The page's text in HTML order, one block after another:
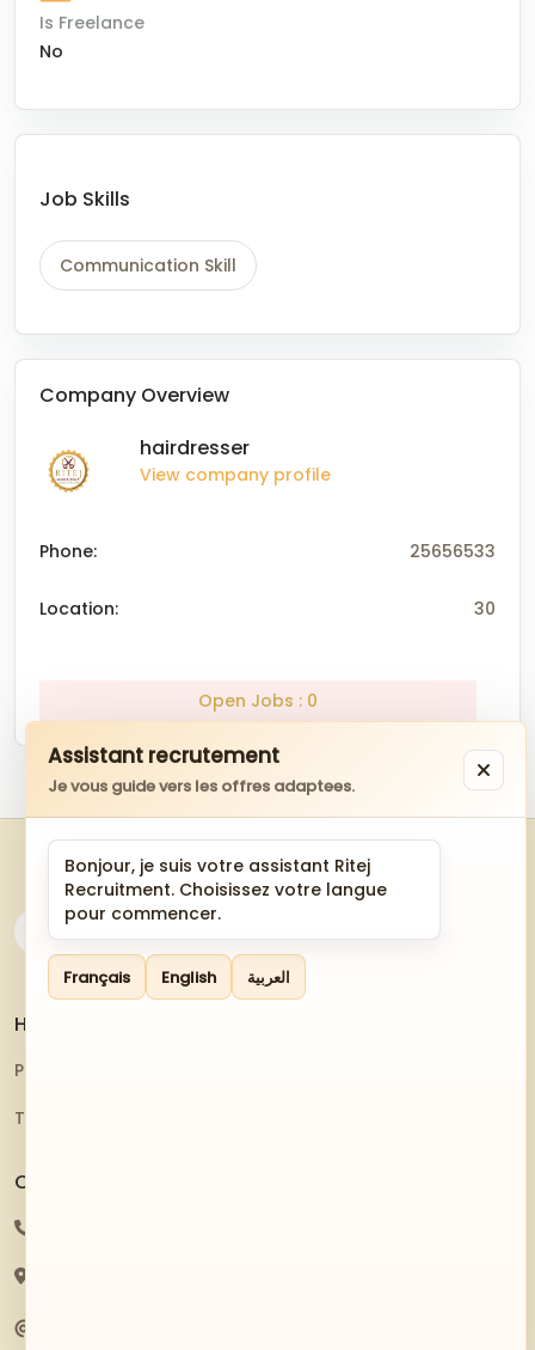
Is Freelance
No
Job Skills
Communication Skill
Company Overview
hairdresser
View company profile
Phone: 25656533
Location: 30
Open Jobs : 0
Helpful Resources
Privacy Policy
Terms And Conditions
Contact Us
Assistant recrutement
Je vous guide vers les offres adaptees.
Bonjour, je suis votre assistant Ritej
Recruitment. Choisissez votre langue
pour commencer.
Français English العربية